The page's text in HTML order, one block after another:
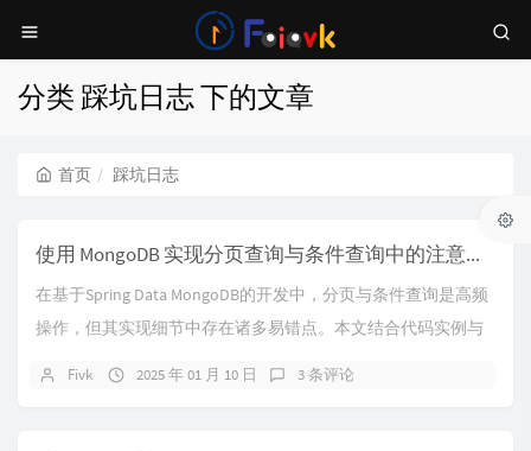
分类 踩坑日志 下的文章
首页 踩坑日志
使用 MongoDB 实现分页查询与条件查询中的注意事项
在基于Spring Data MongoDB的开发中，分页与条件查询是高频
操作，但其实现细节中存在诸多易错点。本文结合代码实例与
Fivk 2025 年 01 月 10 日 3 条评论